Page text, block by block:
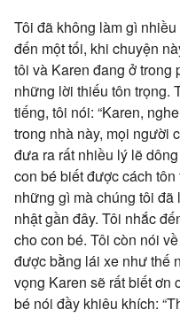
Tôi đã không làm gì
đến một tối, khi chuyện
tôi và Karen đang ở trong
những lời thiếu tôn trọng.
tiếng, tôi nói: “Karen,
trong nhà này, mọi người
đưa ra rất nhiều lý lẽ
con bé biết được cách
những gì mà chúng tôi
nhật gần đây. Tôi nhắc
cho con bé. Tôi còn nói
được bằng lái xe như thế
vọng Karen sẽ rất biết ơn
bé nói đầy khiêu khích: